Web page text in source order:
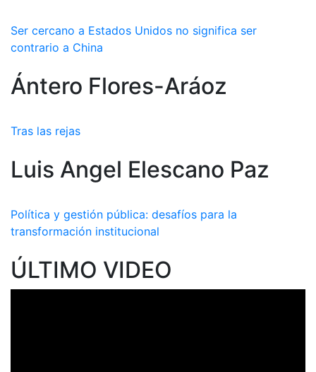
Ser cercano a Estados Unidos no significa ser
contrario a China
Ántero Flores-Aráoz
Tras las rejas
Luis Angel Elescano Paz
Política y gestión pública: desafíos para la
transformación institucional
ÚLTIMO VIDEO